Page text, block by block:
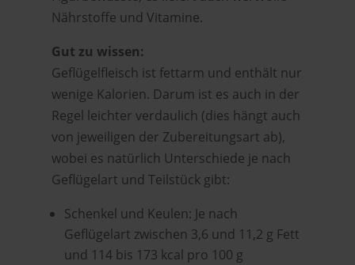
Nährstoffe und Vitamine.
Gut zu wissen:
Geflügelfleisch ist fettarm und enthält nur
wenige Kalorien. Darum ist es auch in der
Regel leichter verdaulich (dies hängt auch
von jeweiligen der Zubereitungsart ab),
wobei es natürlich Unterschiede je nach
Geflügelart und Teilstück gibt:
Schenkel und Keulen: Je nach
Geflügelart zwischen 3,6 und 11,2 g Fett
und 114 bis 173 kcal pro 100 g